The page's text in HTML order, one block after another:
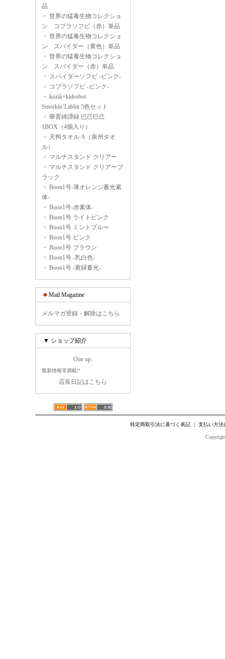
品
・ 世界の猛毒生物コレクショ
ン コブラソフビ（赤）単品
・ 世界の猛毒生物コレクショ
ン スパイダー（黄色）単品
・ 世界の猛毒生物コレクショ
ン スパイダー（赤）単品
・ スパイダーソフビ -ピンク-
・
コブラソフビ -ピンク-
・ kozik×kidrobot
Smorkin’Labbit 5色セット
・ 華胥綺譚録 已己巳己
1BOX（4個入り）
・ 天狗タオル A（泉州タオ
ル）
・ マルチスタンド クリアー
・ マルチスタンド クリアーブ
ラック
・ Boon1号-薄オレンジ蓄光素
体-
・ Boon1号-赤素体-
・ Boon1号 ライトピンク
・ Boon1号 ミントブルー
・ Boon1号 ピンク
・ Boon1号 ブラウン
・ Boon1号 -乳白色-
・ Boon1号 -黄緑蓄光-
Mail Magazine
メルマガ登録・解除はこちら
▼ ショップ紹介
One up.
最新情報等満載!!
店長日記はこちら
特定商取引法に基づく表記｜ 支払い方法